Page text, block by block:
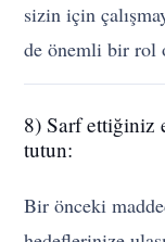
sizin için
de önemli bir rol
8) Sarf ettiğiniz
tutun:
Bir önceki